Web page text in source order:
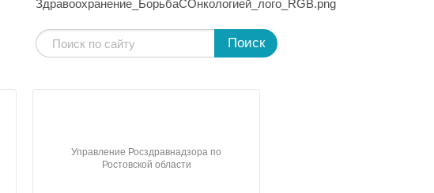
Поиск
Управление Росздравнадзора по
Ростовской области